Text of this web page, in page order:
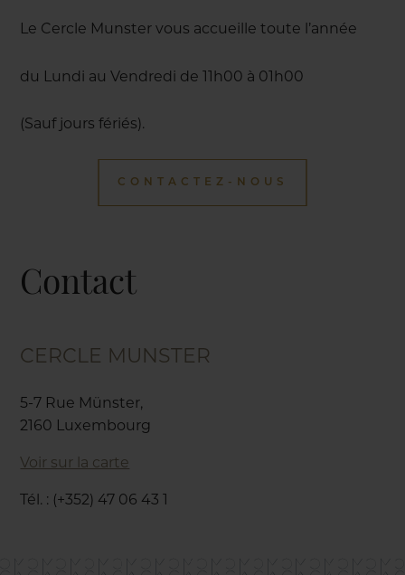
Le Cercle Munster vous accueille toute l’année
du Lundi au Vendredi de 11h00 à 01h00
(Sauf jours fériés).
CONTACTEZ-NOUS
Contact
CERCLE MUNSTER
5-7 Rue Münster,
2160 Luxembourg
Voir sur la carte
Tél. : (+352) 47 06 43 1